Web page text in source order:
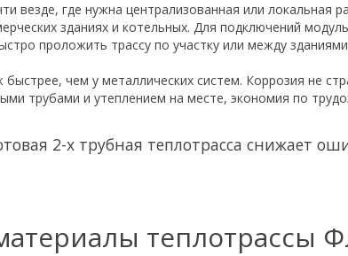
везде, где нужна централизованная или
зданиях и котельных. Для подключений
проложить трассу по участку или между
чем у металлических систем. Коррозия не
трубами и утеплением на месте, экономия по
2-х трубная теплотрасса снижает
теплотрассы